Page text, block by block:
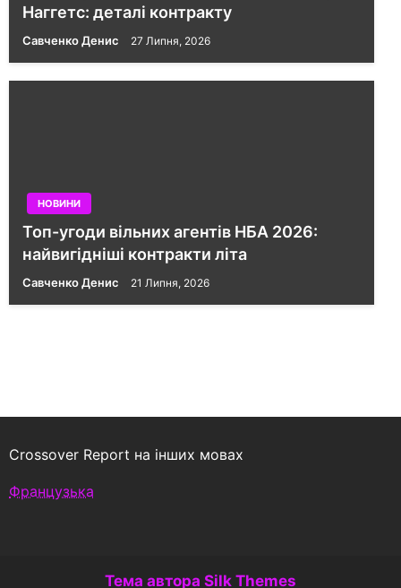
Наггетс: деталі контракту
Савченко Денис 27 Липня, 2026
НОВИНИ
Топ-угоди вільних агентів НБА 2026:
найвигідніші контракти літа
Савченко Денис 21 Липня, 2026
Crossover Report на інших мовах
Французька
Тема автора Silk Themes